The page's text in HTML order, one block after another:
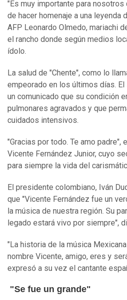
"Es muy importante para nosotros
de hacer homenaje a una leyenda
AFP Leonardo Olmedo, mariachi
el rancho donde según medios
ídolo.
La salud de "Chente", como lo
empeorado en los últimos días.
un comunicado que su condición
pulmonares agravados y que
cuidados intensivos.
"Gracias por todo. Te amo padre",
Vicente Fernández Junior, cuyo
para siempre la vida del
El presidente colombiano, Iván
que "Vicente Fernández fue un
la música de nuestra región. Su
legado estará vivo por siempre",
"La historia de la música
nombre Vicente, amigo, eres y
expresó a su vez el cantante
"Se fue un grande"